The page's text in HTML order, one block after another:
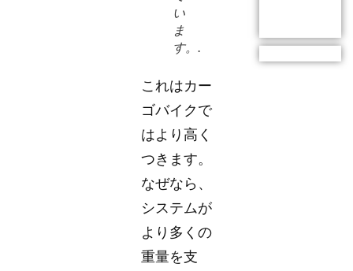
い
ま
す。.
これはカー
ゴバイクで
はより高く
つきます。
なぜなら、
システムが
より多くの
重量を支